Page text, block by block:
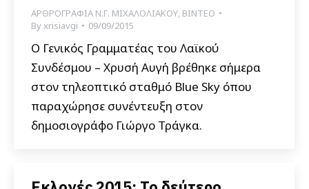
ΑΡΘΡΟΓΡΑΦΙΑ Ν.Γ. ΜΙΧΑΛΟΛΙΑΚΟΥ, ΒΙΝΤΕΟ
Byxrisiavgi 09/09/2015
Ο Γενικός Γραμματέας του Λαϊκού
Συνδέσμου – Χρυσή Αυγή βρέθηκε σήμερα
στον τηλεοπτικό σταθμό Blue Sky όπου
παραχώρησε συνέντευξη στον
δημοσιογράφο Γιώργο Τράγκα.